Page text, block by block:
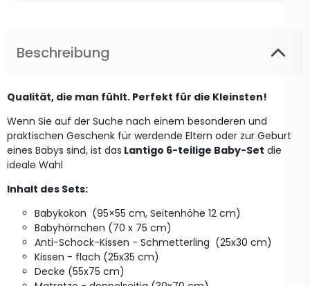
Beschreibung
Qualität, die man fühlt. Perfekt für die Kleinsten!
Wenn Sie auf der Suche nach einem besonderen und
praktischen Geschenk für werdende Eltern oder zur Geburt
eines Babys sind, ist das Lantigo 6-teilige Baby-Set die
ideale Wahl
Inhalt des Sets:
Babykokon (95×55 cm, Seitenhöhe 12 cm)
Babyhörnchen (70 x 75 cm)
Anti-Schock-Kissen - Schmetterling (25x30 cm)
Kissen - flach (25x35 cm)
Decke (55x75 cm)